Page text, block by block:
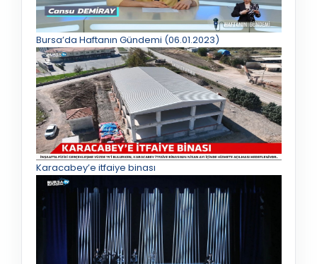
Bursa’da Haftanın Gündemi (06.01.2023)
Karacabey’e itfaiye binası